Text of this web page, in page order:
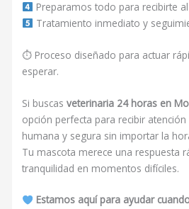
Preparamos todo para recibirte
Tratamiento inmediato y
⏱ Proceso diseñado para actuar
esperar.
Si buscasveterinaria 24 horas en
opción perfecta para recibir
humana y segura sin importar la
Tu mascota merece una respuesta
tranquilidad en momentos difíciles.
Estamos aquí para ayudar